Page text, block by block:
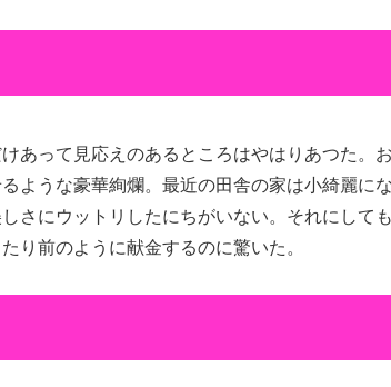
あって見応えのあるところはやはりあつた。
ような豪華絢爛。最近の田舎の家は小綺麗に
さにウットリしたにちがいない。それにして
り前のように献金するのに驚いた。